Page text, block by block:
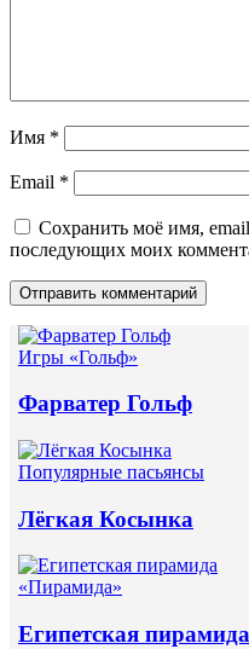
Имя *
Email *
Сохранить моё имя, email
последующих моих
Игры «Гольф»
Фарватер Гольф
Популярные пасьянсы
Лёгкая Косынка
«Пирамида»
Египетская пирамида